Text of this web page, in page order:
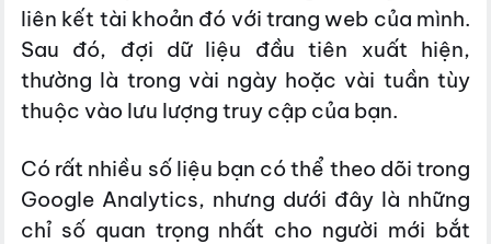
liên kết tài khoản đó với trang web của mình.
Sau đó, đợi dữ liệu đầu tiên xuất hiện,
thường là trong vài ngày hoặc vài tuần tùy
thuộc vào lưu lượng truy cập của bạn.
Có rất nhiều số liệu bạn có thể theo dõi trong
Google Analytics, nhưng dưới đây là những
chỉ số quan trọng nhất cho người mới bắt